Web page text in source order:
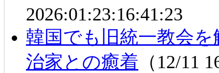
2026:01:23:16:41:23
韓国でも旧統一教会
治家との癒着 （12/11